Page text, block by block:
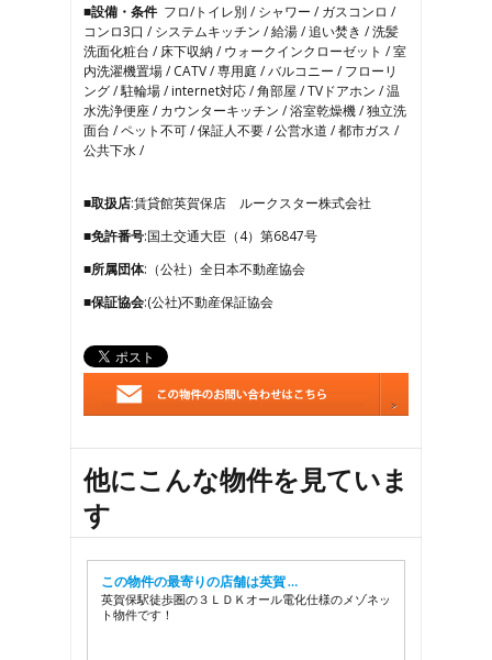
12
13
14
15
16
17
■設備・条件 フロ/トイレ別 / シャワー / ガスコンロ /
コンロ3口 / システムキッチン / 給湯 / 追い焚き / 洗髪
洗面化粧台 / 床下収納 / ウォークインクローゼット / 室
内洗濯機置場 / CATV / 専用庭 / バルコニー / フローリ
ング / 駐輪場 / internet対応 / 角部屋 / TVドアホン / 温
水洗浄便座 / カウンターキッチン / 浴室乾燥機 / 独立洗
面台 / ペット不可 / 保証人不要 / 公営水道 / 都市ガス /
公共下水 /
■取扱店:賃貸館英賀保店 ルークスター株式会社
■免許番号:国土交通大臣（4）第6847号
■所属団体:（公社）全日本不動産協会
■保証協会:(公社)不動産保証協会
他にこんな物件を見ていま
す
この物件の最寄りの店舗は英賀 …
英賀保駅徒歩圏の３ＬＤＫオール電化仕様のメゾネッ
ト物件です！